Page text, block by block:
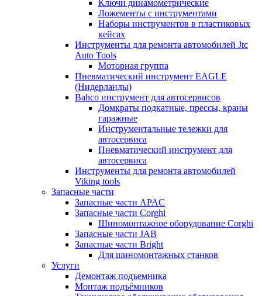
Ключи динамометрические
Ложементы с инструментами
Наборы инструментов в пластиковых
кейсах
Инструменты для ремонта автомобилей Jtc
Auto Tools
Моторная группа
Пневматический инструмент EAGLE
(Нидерланды)
Bahco инструмент для автосервисов
Домкраты подкатные, прессы, краны
гаражные
Инструментальные тележки для
автосервиса
Пневматический инструмент для
автосервиса
Инструменты для ремонта автомобилей
Viking tools
Запасные части
Запасные части APAC
Запасные части Corghi
Шиномонтажное оборудование Corghi
Запасные части JAB
Запасные части Bright
Для шиномонтажных станков
Услуги
Демонтаж подъемника
Монтаж подъёмников